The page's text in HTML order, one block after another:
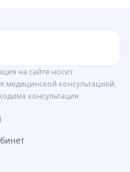
на сайте носит
медицинской консультацией.
консультация